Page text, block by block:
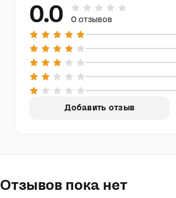
0.0
0 отзывов
Добавить отзыв
Отзывов пока нет